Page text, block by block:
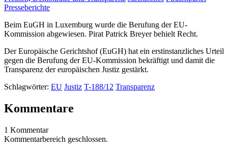
Presseberichte
Beim EuGH in Luxemburg wurde die Berufung der EU-
Kommission abgewiesen. Pirat Patrick Breyer behielt Recht.
Der Europäische Gerichtshof (EuGH) hat ein erstinstanzliches Urteil
gegen die Berufung der EU-Kommission bekräftigt und damit die
Transparenz der europäischen Justiz gestärkt.
Schlagwörter: EU Justiz T-188/12 Transparenz
Kommentare
1 Kommentar
Kommentarbereich geschlossen.